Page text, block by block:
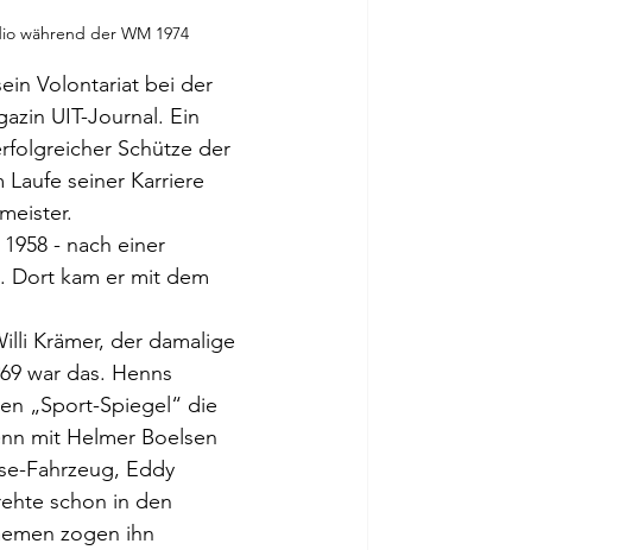
während der WM 1974
Volontariat bei der
UIT-Journal. Ein
Schütze der
seiner Karriere
- nach einer
Dort kam er mit dem
Krämer, der damalige
war das. Henns
„Sport-Spiegel“ die
mit Helmer Boelsen
Fahrzeug, Eddy
schon in den
zogen ihn